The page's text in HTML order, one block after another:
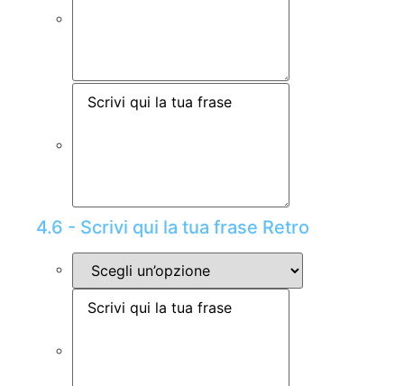
4.6 - Scrivi qui la tua frase Retro